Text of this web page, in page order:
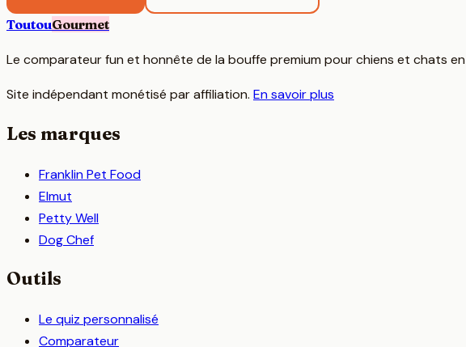
ToutouGourmet
Le comparateur fun et honnête de la bouffe premium pour chiens et chats en
Site indépendant monétisé par affiliation. En savoir plus
Les marques
Franklin Pet Food
Elmut
Petty Well
Dog Chef
Outils
Le quiz personnalisé
Comparateur